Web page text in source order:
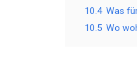
10.4 Was
10.5 Wo